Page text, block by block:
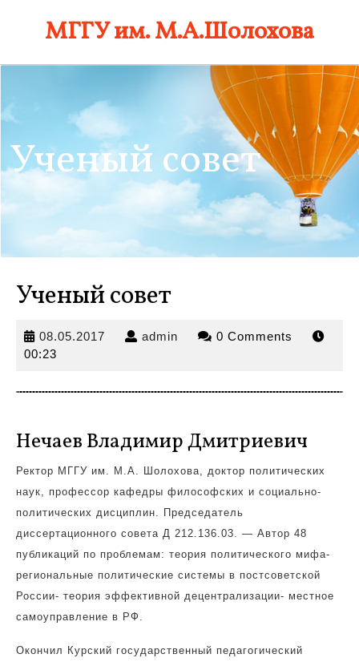
МГГУ им. М.А.Шолохова
Ученый совет
Ученый совет
08.05.2017 08.05.2017
admin admin 0 Comments
00:23
Нечаев Владимир Дмитриевич
Ректор МГГУ им. М.А. Шолохова, доктор политических
наук, профессор кафедры философских и социально-
политических дисциплин. Председатель
диссертационного совета Д 212.136.03. — Автор 48
публикаций по проблемам: теория политического мифа-
региональные политические системы в постсоветской
России- теория эффективной децентрализации- местное
самоуправление в РФ.
Окончил Курский государственный педагогический